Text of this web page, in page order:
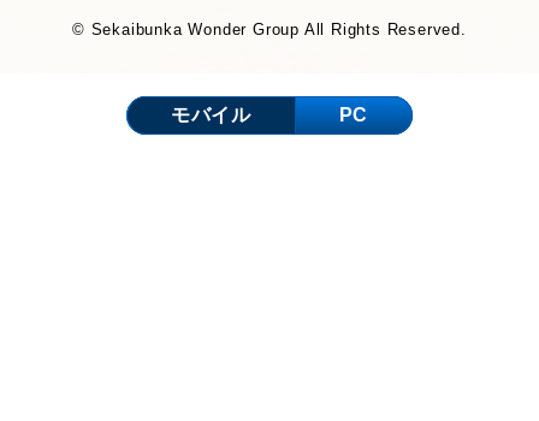
© Sekaibunka Wonder Group All Rights Reserved.
モバイル PC